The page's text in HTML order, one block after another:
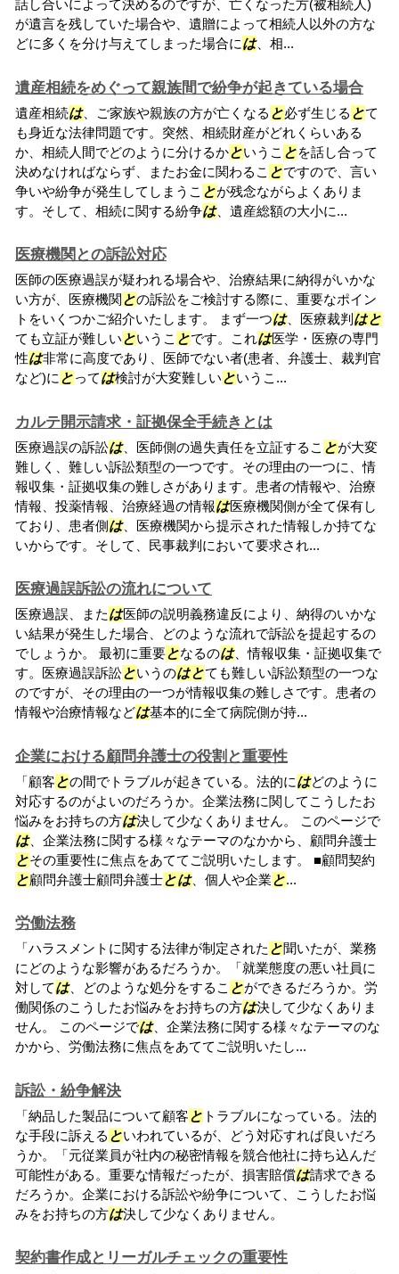
話し合いによって決めるのですが、亡くなった方(被相続人)
が遺言を残していた場合や、遺贈によって相続人以外の方な
どに多くを分け与えてしまった場合には、相...
遺産相続をめぐって親族間で紛争が起きている場合
遺産相続は、ご家族や親族の方が亡くなる と必ず生じる とて
も身近な法律問題です。突然、相続財産がどれくらいある
か、相続人間でどのように分けるかというこ とを話し合って
決めなければならず、またお金に関わるこ とですので、言い
争いや紛争が発生してしまうこ とが残念ながらよくありま
す。そして、相続に関する紛争は、遺産総額の大小に...
医療機関との訴訟対応
医師の医療過誤が疑われる場合や、治療結果に納得がいかな
い方が、医療機関 との訴訟をご検討する際に、重要なポイン
トをいくつかご紹介いたします。 まず一つは、医療裁判 はと
ても立証が難しい というこ とです。これは医学・医療の専門
性は非常に高度であり、医師でない者(患者、弁護士、裁判官
など)に とっては検討が大変難しい というこ...
カルテ開示請求・証拠保全手続きとは
医療過誤の訴訟は、医師側の過失責任を立証するこ とが大変
難しく、難しい訴訟類型の一つです。その理由の一つに、情
報収集・証拠収集の難しさがあります。患者の情報や、治療
情報、投薬情報、治療経過の情報は医療機関側が全て保有し
ており、患者側は、医療機関から提示された情報しか持てな
いからです。そして、民事裁判において要求され...
医療過誤訴訟の流れについて
医療過誤、または医師の説明義務違反により、納得のいかな
い結果が発生した場合、どのような流れで訴訟を提起するの
でしょうか。 最初に重要となるのは、情報収集・証拠収集で
す。医療過誤訴訟というのはとても難しい訴訟類型の一つな
のですが、その理由の一つが情報収集の難しさです。患者の
情報や治療情報などは基本的に全て病院側が持...
企業における顧問弁護士の役割と重要性
「顧客 との間でトラブルが起きている。法的にはどのように
対応するのがよいのだろうか。企業法務に関してこうしたお
悩みをお持ちの方は決して少なくありません。 このページで
は、企業法務に関する様々なテーマのなかから、顧問弁護士
とその重要性に焦点をあててご説明いたします。 ■顧問契約
と顧問弁護士顧問弁護士とは、個人や企業 と...
労働法務
「ハラスメントに関する法律が制定された と聞いたが、業務
にどのような影響があるだろうか。「就業態度の悪い社員に
対しては、どのような処分をするこ とができるだろうか。労
働関係のこうしたお悩みをお持ちの方は決して少なくありま
せん。 このページでは、企業法務に関する様々なテーマのな
かから、労働法務に焦点をあててご説明いたし...
訴訟・紛争解決
「納品した製品について顧客 と トラブルになっている。法的
な手段に訴える といわれているが、どう対応すれば良いだろ
うか。「元従業員が社内の秘密情報を競合他社に持ち込んだ
可能性がある。重要な情報だったが、損害賠償は請求できる
だろうか。企業における訴訟や紛争について、こうしたお悩
みをお持ちの方は決して少なくありません。
契約書作成とリーガルチェックの重要性